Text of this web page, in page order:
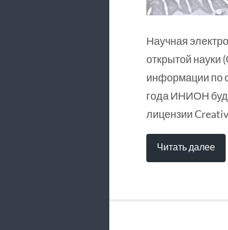
Научная
открытой науки
информации по
года ИНИОН
лицензии
Читать далее